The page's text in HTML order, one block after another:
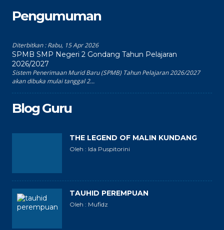
Pengumuman
Diterbitkan :Rabu, 15 Apr 2026
SPMB SMP Negeri 2 Gondang Tahun Pelajaran
2026/2027
Sistem Penerimaan Murid Baru (SPMB) Tahun Pelajaran 2026/2027
akan dibuka mulai tanggal 2...
Blog Guru
THE LEGEND OF MALIN KUNDANG
Oleh : Ida Puspitorini
TAUHID PEREMPUAN
Oleh : Mufidz